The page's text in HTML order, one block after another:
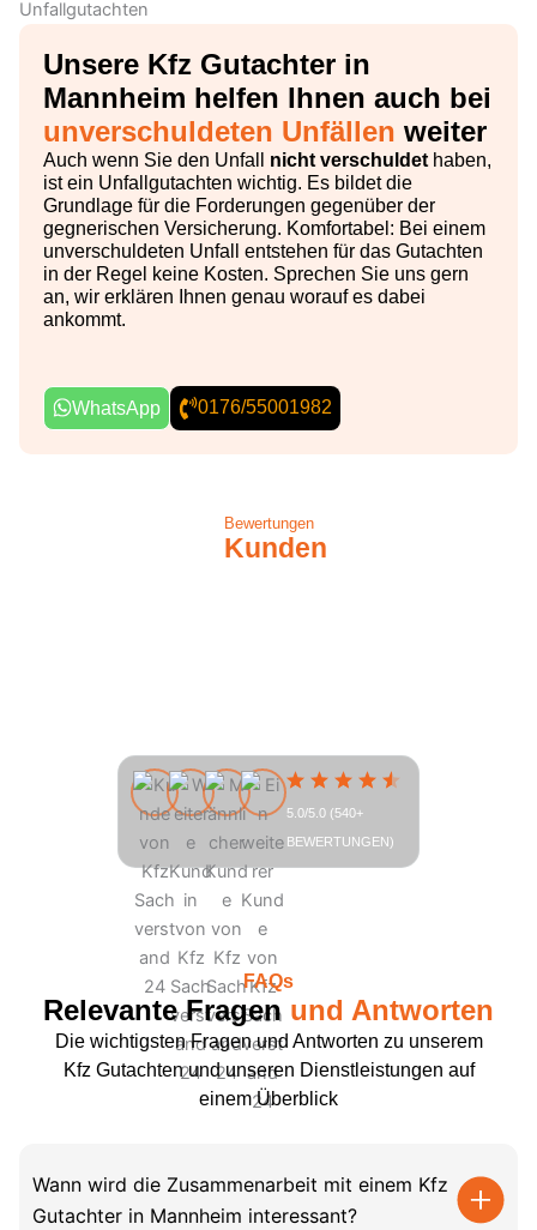
Unsere Kfz Gutachter in
Mannheim helfen Ihnen auch bei
unverschuldeten Unfällen weiter
Auch wenn Sie den Unfall nicht verschuldet haben,
ist ein Unfallgutachten wichtig. Es bildet die
Grundlage für die Forderungen gegenüber der
gegnerischen Versicherung. Komfortabel: Bei einem
unverschuldeten Unfall entstehen für das Gutachten
in der Regel keine Kosten. Sprechen Sie uns gern
an, wir erklären Ihnen genau worauf es dabei
ankommt.
WhatsApp 0176/55001982
Bewertungen
Kunden
5.0/5.0 (540+
BEWERTUNGEN)
FAQs
Relevante Fragen und Antworten
Die wichtigsten Fragen und Antworten zu unserem
Kfz Gutachten und unseren Dienstleistungen auf
einem Überblick
Wann wird die Zusammenarbeit mit einem Kfz
Gutachter in Mannheim interessant?